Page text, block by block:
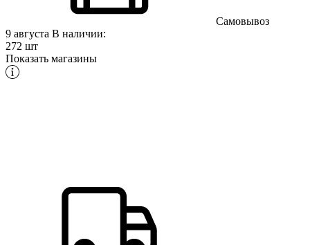
Самовывоз
9 августа В наличии:
272 шт
Показать магазины